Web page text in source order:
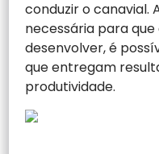
conduzir o canavial.
necessária para
desenvolver, é
que entregam
produtividade.